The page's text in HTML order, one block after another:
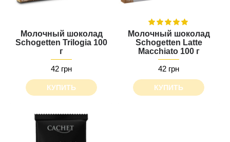
Молочный шоколад
Schogetten Trilogia 100
г
42 грн
КУПИТЬ
Молочный шоколад
Schogetten Latte
Macchiato 100 г
42 грн
КУПИТЬ